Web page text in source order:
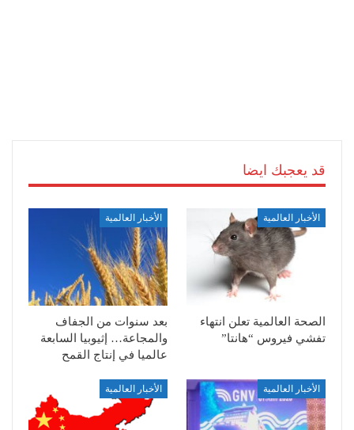
قد يعجبك ايضا
الأخبار العالمية
الصحة العالمية تعلن انتهاء
تفشي فيروس “هانتا”
الأخبار العالمية
بعد سنوات من الجفاف
والمجاعة… إثيوبيا السابعة
عالميا في إنتاج القمح
الأخبار العالمية الأخبار العالمية